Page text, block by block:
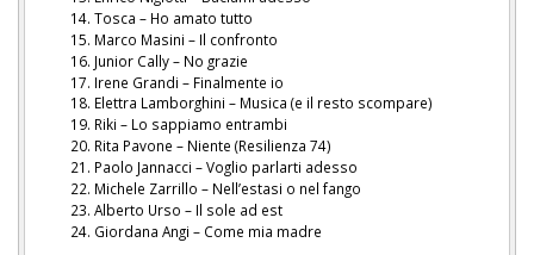
Tosca – Ho amato tutto
Marco Masini – Il confronto
Junior Cally – No grazie
Irene Grandi – Finalmente io
Elettra Lamborghini – Musica (e il resto scompare)
Riki – Lo sappiamo entrambi
Rita Pavone – Niente (Resilienza 74)
Paolo Jannacci – Voglio parlarti adesso
Michele Zarrillo – Nell’estasi o nel fango
Alberto Urso – Il sole ad est
Giordana Angi – Come mia madre